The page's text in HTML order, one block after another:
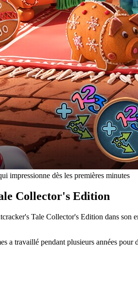
impressionne dès les premières minutes
Collector's Edition
Tale Collector's Edition dans son
a travaillé pendant plusieurs années pour